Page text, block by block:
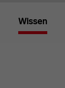
Wissen